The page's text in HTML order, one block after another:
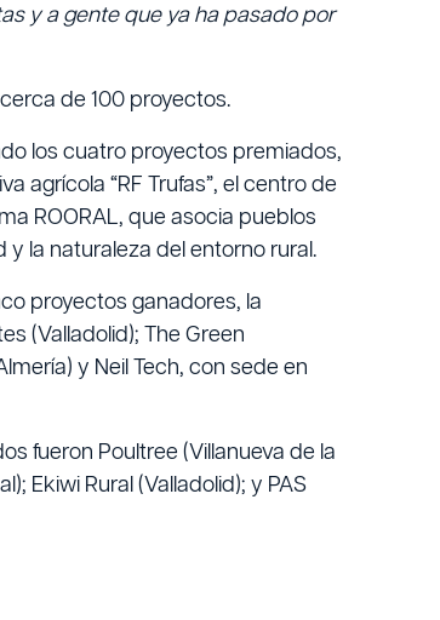
y a gente que ya ha pasado por
de 100 proyectos.
los cuatro proyectos premiados,
agrícola “RF Trufas”, el centro de
ROORAL, que asocia pueblos
la naturaleza del entorno rural.
proyectos ganadores, la
(Valladolid); The Green
y Neil Tech, con sede en
fueron Poultree (Villanueva de la
Ekiwi Rural (Valladolid); y PAS